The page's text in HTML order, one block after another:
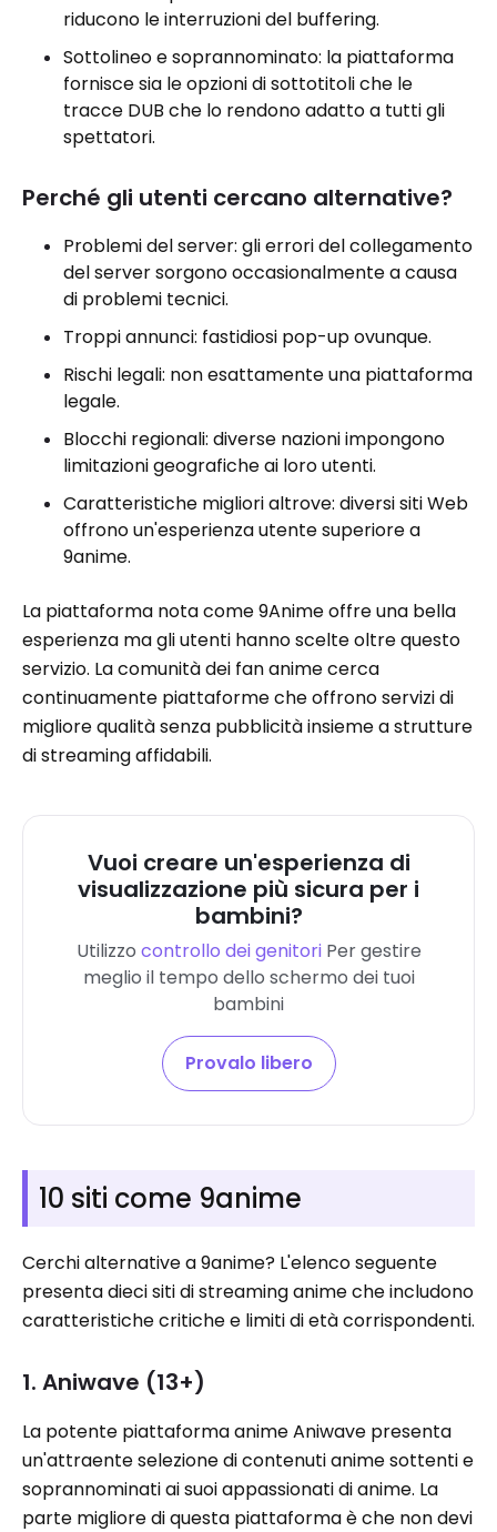
riducono le interruzioni del buffering.
Sottolineo e soprannominato: la piattaforma
fornisce sia le opzioni di sottotitoli che le
tracce DUB che lo rendono adatto a tutti gli
spettatori.
Perché gli utenti cercano alternative?
Problemi del server: gli errori del collegamento
del server sorgono occasionalmente a causa
di problemi tecnici.
Troppi annunci: fastidiosi pop-up ovunque.
Rischi legali: non esattamente una piattaforma
legale.
Blocchi regionali: diverse nazioni impongono
limitazioni geografiche ai loro utenti.
Caratteristiche migliori altrove: diversi siti Web
offrono un'esperienza utente superiore a
9anime.
La piattaforma nota come 9Anime offre una bella
esperienza ma gli utenti hanno scelte oltre questo
servizio. La comunità dei fan anime cerca
continuamente piattaforme che offrono servizi di
migliore qualità senza pubblicità insieme a strutture
di streaming affidabili.
Vuoi creare un'esperienza di
visualizzazione più sicura per i
bambini?
Utilizzo controllo dei genitoriPer gestire
meglio il tempo dello schermo dei tuoi
bambini
Provalo libero
10 siti come 9anime
Cerchi alternative a 9anime? L'elenco seguente
presenta dieci siti di streaming anime che includono
caratteristiche critiche e limiti di età corrispondenti.
1. Aniwave (13+)
La potente piattaforma anime Aniwave presenta
un'attraente selezione di contenuti anime sottenti e
soprannominati ai suoi appassionati di anime. La
parte migliore di questa piattaforma è che non devi